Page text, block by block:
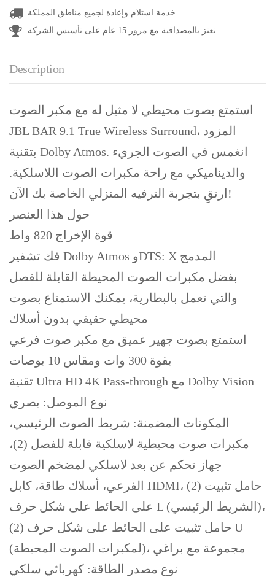
خدمة استلام وإعادة لجميع مناطق المملكة
نعتز بالمصداقية مع مرور 15 عام على تأسيس الشركة
Description
استمتع بصوت محيطي لا مثيل له مع مكبر الصوت
JBL BAR 9.1 True Wireless Surround، المزود
بتقنية Dolby Atmos. انغمس في الصوت الجريء
والديناميكي مع راحة مكبرات الصوت اللاسلكية.
ارتقِ بتجربة الترفيه المنزلي الخاصة بك الآن!
حول هذا العنصر
قوة الإخراج 820 واط
فك تشفير Dolby Atmos وDTS: X المدمج
بفضل مكبرات الصوت المحيطة القابلة للفصل
والتي تعمل بالبطارية، يمكنك الاستمتاع بصوت
محيطي حقيقي بدون أسلاك
استمتع بصوت جهير عميق مع مكبر صوت فرعي
بقوة 300 وات ومقاس 10 بوصات
تقنية Ultra HD 4K Pass-through مع Dolby Vision
نوع الموصل: بصري
المكونات المضمنة: شريط الصوت الرئيسي،
مكبرات صوت محيطية لاسلكية قابلة للفصل (2)،
جهاز تحكم عن بعد لاسلكي لمضخم الصوت
الفرعي، أسلاك طاقة، كابل HDMI، (2) حامل تثبيت
على الحائط على شكل حرف L (الشريط الرئيسي)،
(2) حامل تثبيت على الحائط على شكل حرف U
(لمكبرات الصوت المحيطة)، مجموعة مع براغي
نوع مصدر الطاقة: كهربائي سلكي